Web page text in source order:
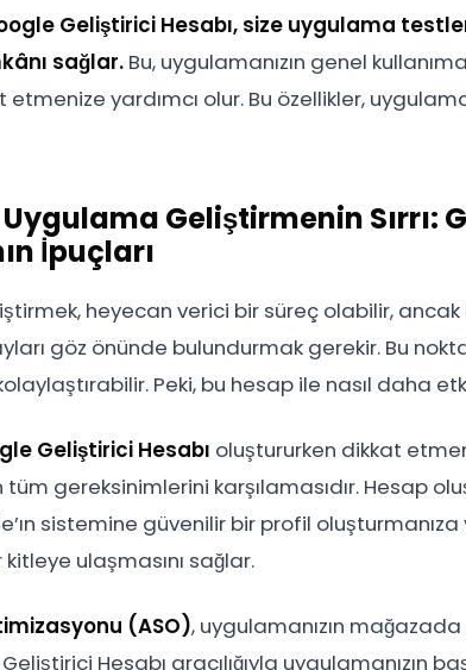
Geliştirici Hesabı, size uygulama
sağlar. Bu, uygulamanızın genel
etmenize yardımcı olur. Bu özellikler,
Uygulama Geliştirmenin Sırrı:
İpuçları
heyecan verici bir süreç olabilir,
göz önünde bulundurmak gerekir. Bu
Peki, bu hesap ile nasıl daha
Geliştirici Hesabı oluştururken dikkat
tüm gereksinimlerini karşılamasıdır. Hesap
sistemine güvenilir bir profil oluşturmanıza
ulaşmasını sağlar.
(ASO), uygulamanızın
Hesabı aracılığıyla uygulamanızın